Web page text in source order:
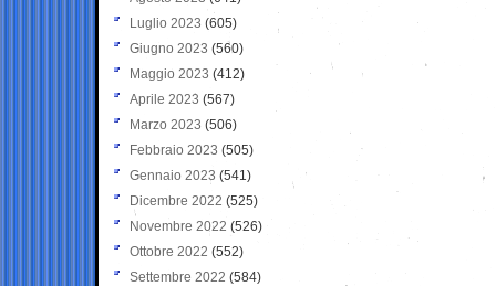
Luglio 2023 (605)
Giugno 2023 (560)
Maggio 2023 (412)
Aprile 2023 (567)
Marzo 2023 (506)
Febbraio 2023 (505)
Gennaio 2023 (541)
Dicembre 2022 (525)
Novembre 2022 (526)
Ottobre 2022 (552)
Settembre 2022 (584)